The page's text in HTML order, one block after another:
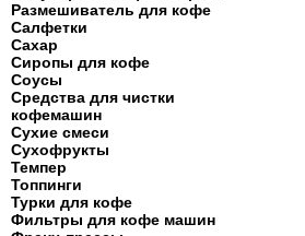
Размешиватель для кофе
Салфетки
Сахар
Сиропы для кофе
Соусы
Средства для чистки
кофемашин
Сухие смеси
Сухофрукты
Темпер
Топпинги
Турки для кофе
Фильтры для кофе машин